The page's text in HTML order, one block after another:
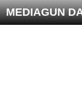
MEDIAGUN